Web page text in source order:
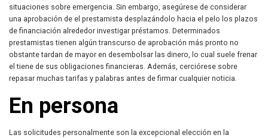
situaciones sobre emergencia. Sin embargo, asegúrese de considerar
una aprobación de el prestamista desplazándolo hacia el pelo los plazos
de financiación alrededor investigar préstamos. Determinados
prestamistas tienen algún transcurso de aprobación más pronto no
obstante tardan de mayor en desembolsar las dinero, lo cual suele frenar
el tiene de sus obligaciones financieras. Además, cerciórese sobre
repasar muchas tarifas y palabras antes de firmar cualquier noticia.
En persona
Las solicitudes personalmente son la excepcional elección en la